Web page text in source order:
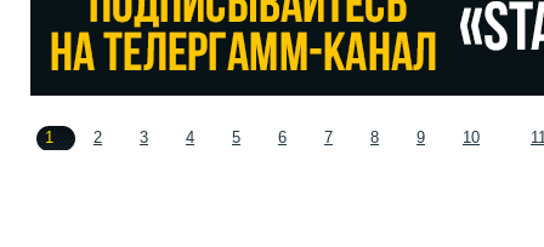
1 2 3 4 5 6 7 8 9 10